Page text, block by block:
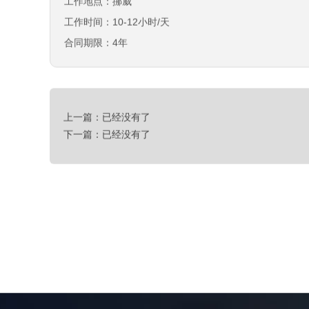
工作时间：10-12小时/天
合同期限：4年
上一篇：已经没有了
下一篇：已经没有了